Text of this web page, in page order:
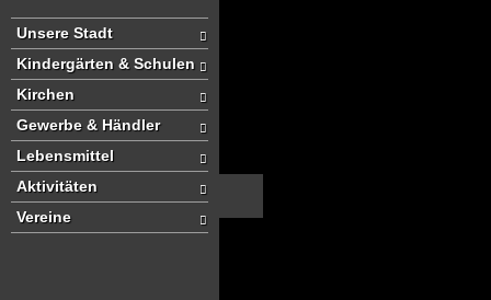
Unsere Stadt
Kindergärten & Schulen
Kirchen
Gewerbe & Händler
Lebensmittel
Aktivitäten
Vereine